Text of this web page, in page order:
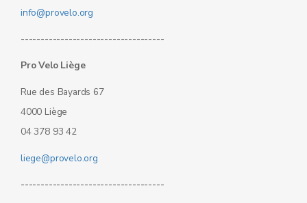
info@provelo.org
------------------------------------
Pro Velo Liège
Rue des Bayards 67
4000 Liège
04 378 93 42
liege@provelo.org
------------------------------------